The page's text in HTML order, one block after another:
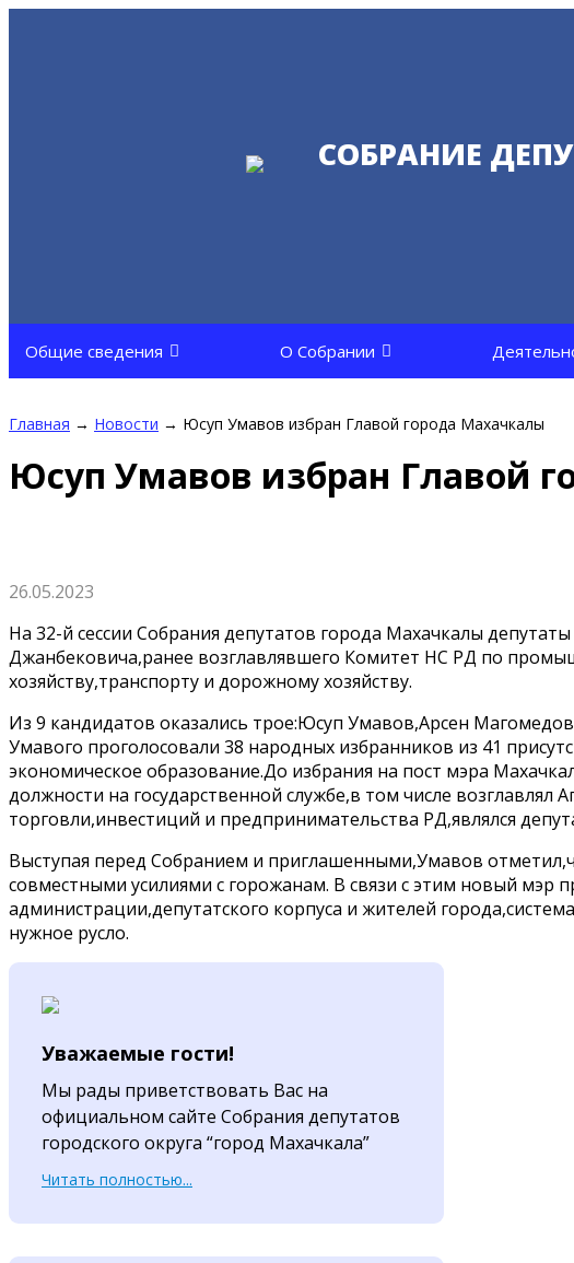
СОБРАНИЕ
Общие сведения О Собрании
Главная → Новости → Юсуп Умавов избран Главой города Махачкалы
Юсуп Умавов избран Главой
26.05.2023
На 32-й сессии Собрания депутатов города Махачкалы
Джанбековича,ранее возглавлявшего Комитет НС РД по
хозяйству,транспорту и дорожному хозяйству.
Из 9 кандидатов оказались трое:Юсуп Умавов,Арсен
Умавого проголосовали 38 народных избранников из 41
экономическое образование.До избрания на пост мэра
должности на государственной службе,в том числе возглавлял
торговли,инвестиций и предпринимательства РД,являлся
Выступая перед Собранием и приглашенными,Умавов
совместными усилиями с горожанам. В связи с этим новый мэр
администрации,депутатского корпуса и жителей
нужное русло.
Уважаемые гости!
Мы рады приветствовать Вас на
официальном сайте Собрания депутатов
городского округа “город Махачкала”
Читать полностью...